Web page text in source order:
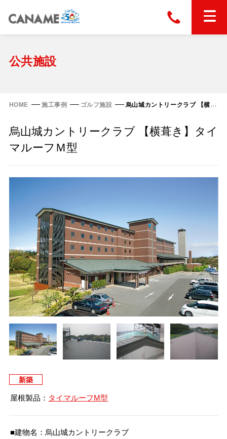
ホーム
縦葺き屋根
スタンディングロック
フラットライン
エコウェーブ
横葺き屋根
タイマルーフ F25
タイマルーフ T型
カナメ一文字葺き
金属瓦
洋瓦王(ヨウガオウ)
通気断熱工法
Vi65
Vi65 PLUS
Vi75・Vi125
Viカバー50
換気棟システム
換気棟システム
デザイン軒樋
カナメシャープ樋
屋根の改修
技術情報
ダウンロード
お問い合わせ
公共施設
HOME 施工事例 ゴルフ施設 烏山城カントリークラブ 【横葺き】タイマルーフＭ型
烏山城カントリークラブ 【横葺き】タイ
マルーフＭ型
新築
屋根製品： タイマルーフM型
■建物名：烏山城カントリークラブ